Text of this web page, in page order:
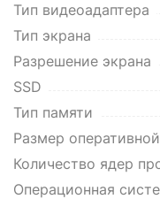
Тип видеоадаптера
Тип экрана
Разрешение экрана
SSD
Тип памяти
Размер
Количество ядер
Операционная